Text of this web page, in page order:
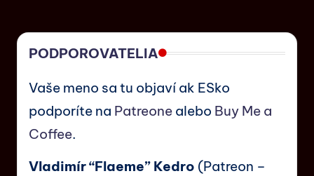
PODPOROVATELIA
Vaše meno sa tu objaví ak ESko
podporíte na Patreone alebo Buy Me a
Coffee.
Vladimír “Flaeme” Kedro (Patreon –